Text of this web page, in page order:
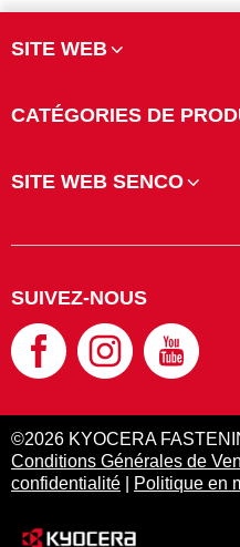
SITE WEB
CATÉGORIES DE
SITE WEB SENCO
SUIVEZ-NOUS
©2026 KYOCERA
Conditions Générales de
confidentialité
Politique en